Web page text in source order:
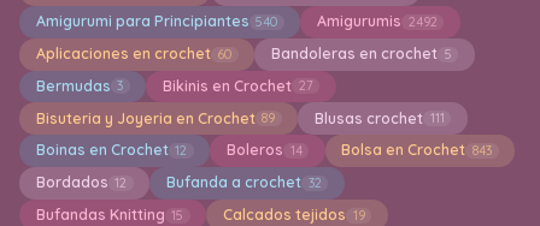
Amigurumi para Principiantes 540 Amigurumis 2492
Aplicaciones en crochet 60 Bandoleras en crochet 5
Bermudas 3 Bikinis en Crochet 27
Bisuteria y Joyeria en Crochet 89 Blusas crochet 111
Boinas en Crochet 12 Boleros 14 Bolsa en Crochet 843
Bordados 12 Bufanda a crochet 32
Bufandas Knitting 15 Calcados tejidos 19